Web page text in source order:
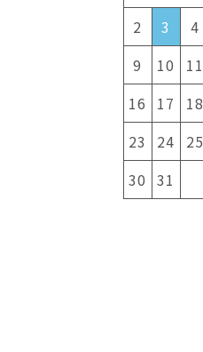
2
3 4
9
10 11
16
17 18
23
24 25
30 31